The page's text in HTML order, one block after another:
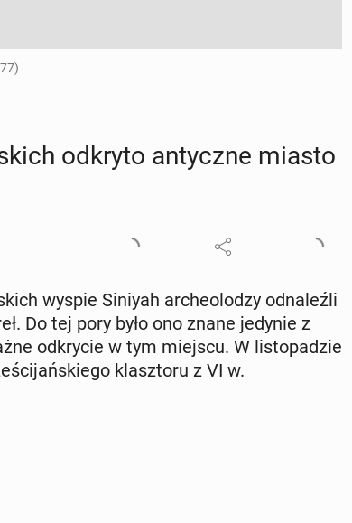
odkryto an­tycz­ne miasto
wyspie Siniyah ar­che­olo­dzy od­na­leź­li
Do tej pory było ono znane jedynie z
od­kry­cie w tym miejscu. W li­sto­pa­dzie
klasz­to­ru z VI w.